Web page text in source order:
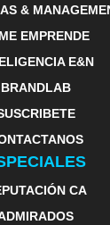
&
EMPRENDE
E&N
BRANDLAB
CA